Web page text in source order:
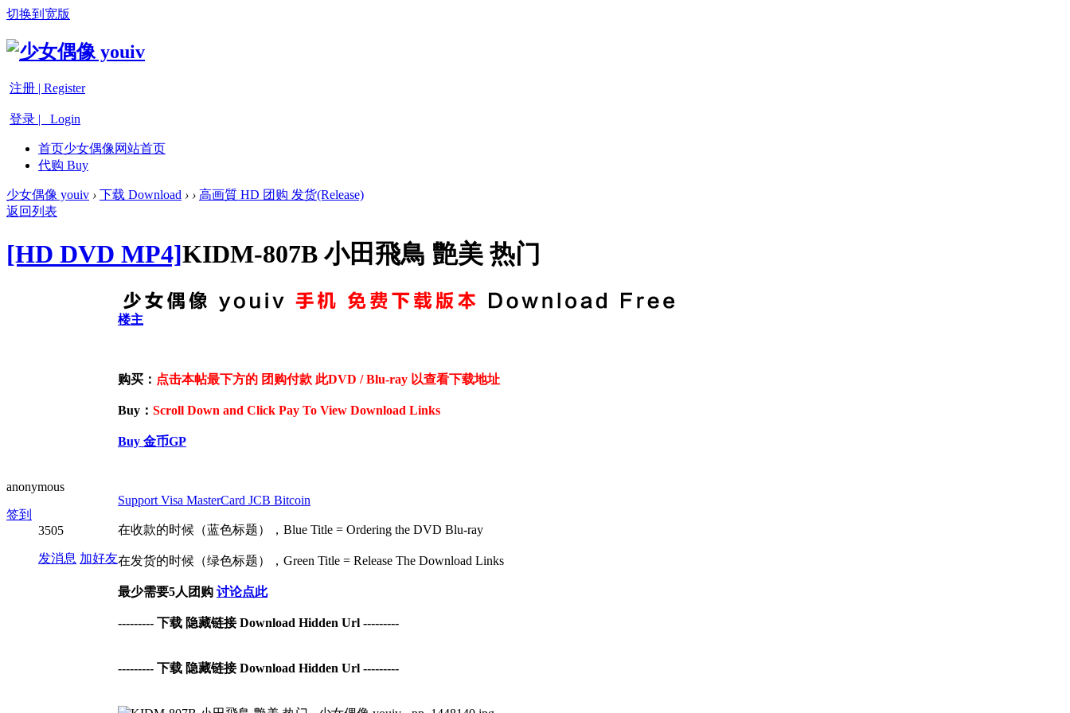
切换到宽版
注册 | Register
登录 | Login
首页少女偶像网站首页
代购 Buy
少女偶像 youiv › 下载 Download › › 高画質 HD 团购 发货(Release)
返回列表
[HD DVD MP4]KIDM-807B 小田飛鳥 艶美 热门
anonymous
签到
3505
发消息 加好友
楼主
购买： 点击本帖最下方的 团购付款 此DVD / Blu-ray 以查看下载地址
Buy： Scroll Down and Click Pay To View Download Links
Buy 金币GP
Support Visa MasterCard JCB Bitcoin
在收款的时候（蓝色标题），Blue Title = Ordering the DVD Blu-ray
在发货的时候（绿色标题），Green Title = Release The Download Links
最少需要5人团购 讨论点此
--------- 下载 隐藏链接 Download Hidden Url ---------
--------- 下载 隐藏链接 Download Hidden Url ---------